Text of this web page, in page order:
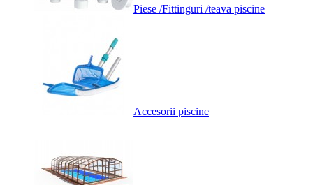
Piese /Fittinguri /teava piscine
Accesorii piscine